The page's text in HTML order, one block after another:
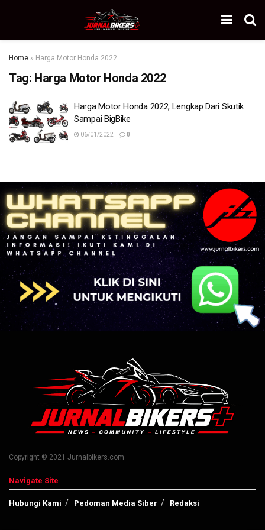
Home » Harga Motor Honda 2022
Tag: Harga Motor Honda 2022
Harga Motor Honda 2022, Lengkap Dari Skutik
Sampai BigBike
06/01/2022 0
Copyright © 2021 Jurnalbikers.com
Navigate Site
Hubungi Kami Pedoman Media Siber Redaksi